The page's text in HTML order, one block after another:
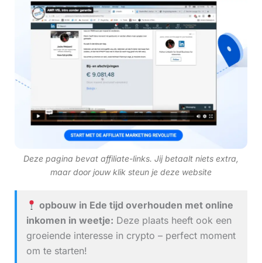
Deze pagina bevat affiliate-links. Jij betaalt niets extra,
maar door jouw klik steun je deze website
opbouw in Ede tijd overhouden met online
inkomen in weetje: Deze plaats heeft ook een
groeiende interesse in crypto – perfect moment
om te starten!